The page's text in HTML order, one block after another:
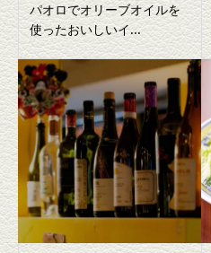
パオロでオリーブオイルを
使ったおいしいイ...